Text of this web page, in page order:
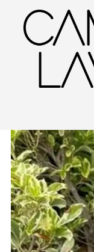
Inicio Planta Plantas